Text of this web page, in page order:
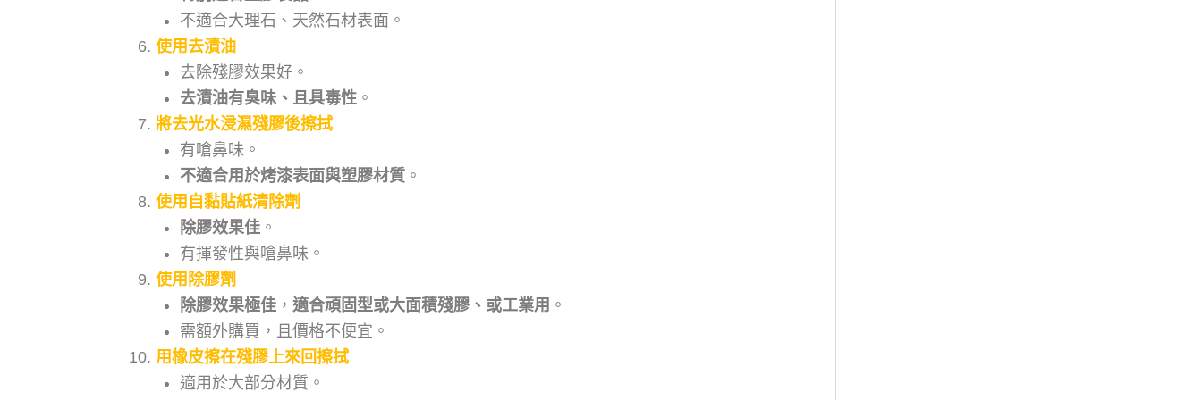
不適合大理石、天然石材表面。
使用去漬油
去除殘膠效果好。
去漬油有臭味、且具毒性 。
將去光水浸濕殘膠後擦拭
有嗆鼻味。
不適合用於烤漆表面與塑膠材質 。
使用自黏貼紙清除劑
除膠效果佳 。
有揮發性與嗆鼻味。
使用除膠劑
除膠效果極佳 ， 適合頑固型或大面積殘膠、或工業用 。
需額外購買，且價格不便宜。
用橡皮擦在殘膠上來回擦拭
適用於大部分材質。